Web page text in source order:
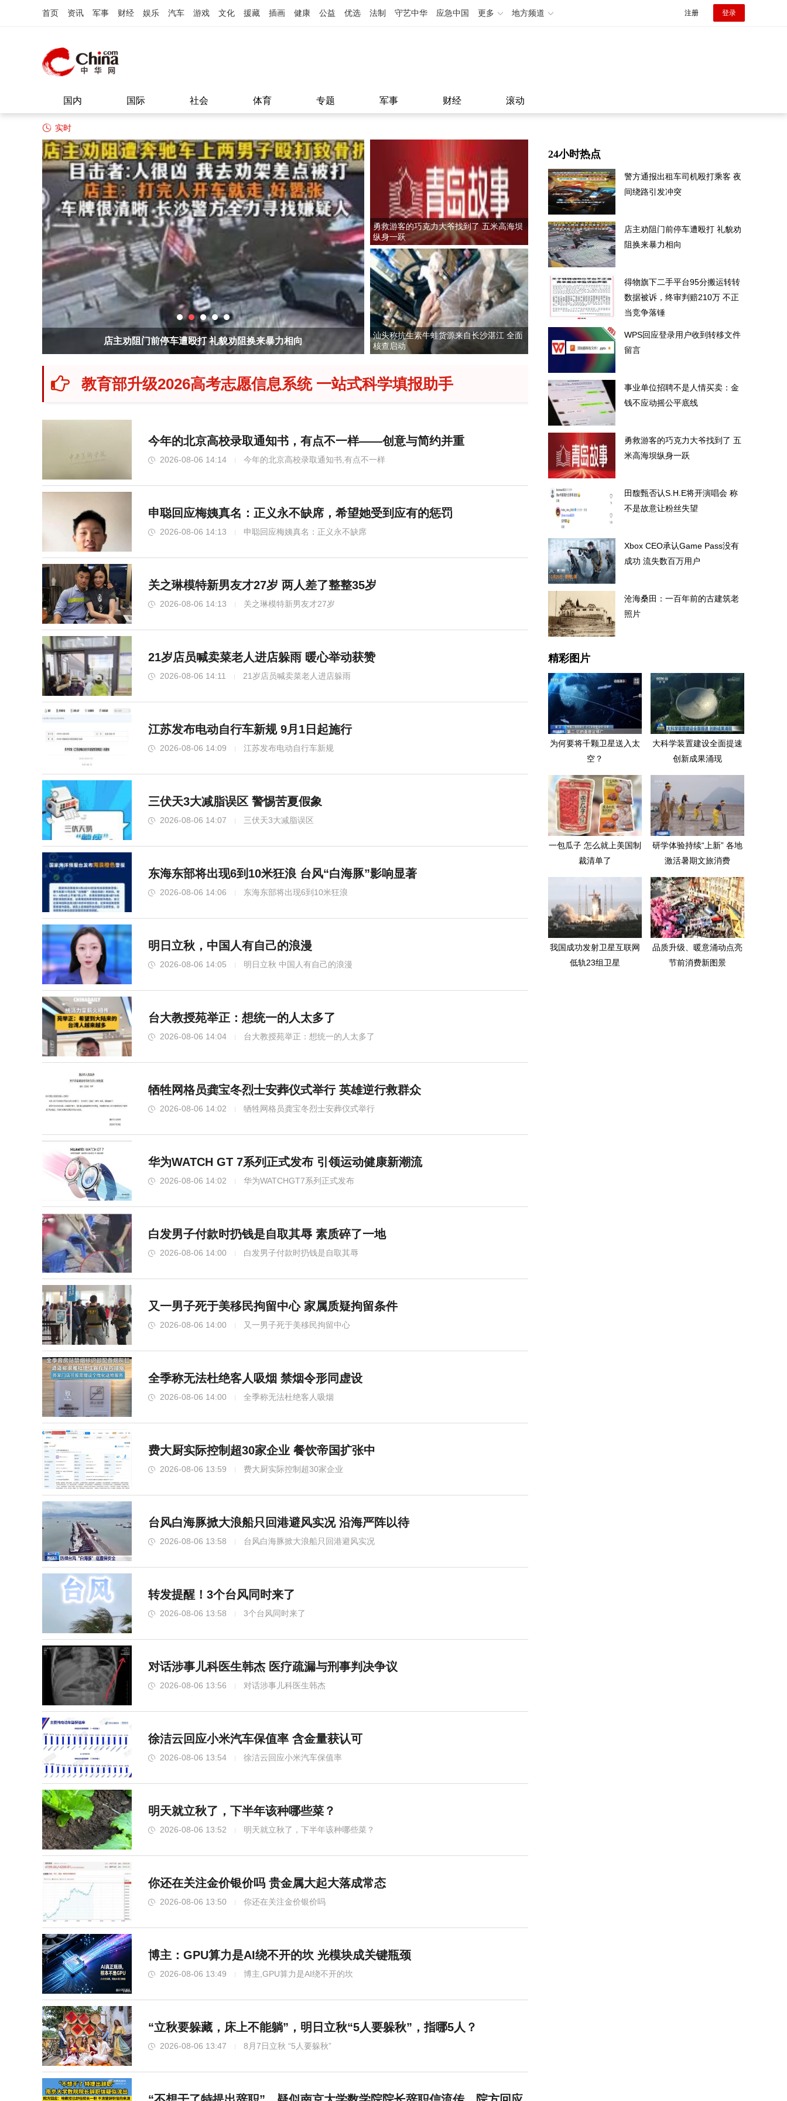
首页 资讯 军事 财经 娱乐 汽车 游戏 文化 援藏 插画 健康 公益 优选 法制 守艺中华 应急中国 更多 地方频道 注册 登录
国内 国际 社会 体育 专题 军事 财经 滚动
实时
店主劝阻门前停车遭殴打 礼貌劝阻换来暴力相向 得物旗下二手平台95分搬运转转数据被诉，终审判赔210万 不正当竞争落锤
勇救游客的巧克力大爷找到了 五米高海坝
纵身一跃
汕头称抗生素牛蛙货源来自长沙湛江 全面
核查启动
教育部升级2026高考志愿信息系统 一站式科学填报助手
今年的北京高校录取通知书，有点不一样——创意与简约并重
2026-08-06 14:14 今年的北京高校录取通知书,有点不一样
申聪回应梅姨真名：正义永不缺席，希望她受到应有的惩罚
2026-08-06 14:13 申聪回应梅姨真名：正义永不缺席
关之琳模特新男友才27岁 两人差了整整35岁
2026-08-06 14:13 关之琳模特新男友才27岁
21岁店员喊卖菜老人进店躲雨 暖心举动获赞
2026-08-06 14:11 21岁店员喊卖菜老人进店躲雨
江苏发布电动自行车新规 9月1日起施行
2026-08-06 14:09 江苏发布电动自行车新规
三伏天3大减脂误区 警惕苦夏假象
2026-08-06 14:07 三伏天3大减脂误区
东海东部将出现6到10米狂浪 台风“白海豚”影响显著
2026-08-06 14:06 东海东部将出现6到10米狂浪
明日立秋，中国人有自己的浪漫
2026-08-06 14:05 明日立秋 中国人有自己的浪漫
台大教授苑举正：想统一的人太多了
2026-08-06 14:04 台大教授苑举正：想统一的人太多了
牺牲网格员龚宝冬烈士安葬仪式举行 英雄逆行救群众
2026-08-06 14:02 牺牲网格员龚宝冬烈士安葬仪式举行
华为WATCH GT 7系列正式发布 引领运动健康新潮流
2026-08-06 14:02 华为WATCHGT7系列正式发布
白发男子付款时扔钱是自取其辱 素质碎了一地
2026-08-06 14:00 白发男子付款时扔钱是自取其辱
又一男子死于美移民拘留中心 家属质疑拘留条件
2026-08-06 14:00 又一男子死于美移民拘留中心
全季称无法杜绝客人吸烟 禁烟令形同虚设
2026-08-06 14:00 全季称无法杜绝客人吸烟
费大厨实际控制超30家企业 餐饮帝国扩张中
2026-08-06 13:59 费大厨实际控制超30家企业
台风白海豚掀大浪船只回港避风实况 沿海严阵以待
2026-08-06 13:58 台风白海豚掀大浪船只回港避风实况
转发提醒！3个台风同时来了
2026-08-06 13:58 3个台风同时来了
对话涉事儿科医生韩杰 医疗疏漏与刑事判决争议
2026-08-06 13:56 对话涉事儿科医生韩杰
徐洁云回应小米汽车保值率 含金量获认可
2026-08-06 13:54 徐洁云回应小米汽车保值率
明天就立秋了，下半年该种哪些菜？
2026-08-06 13:52 明天就立秋了，下半年该种哪些菜？
你还在关注金价银价吗 贵金属大起大落成常态
2026-08-06 13:50 你还在关注金价银价吗
博主：GPU算力是AI绕不开的坎 光模块成关键瓶颈
2026-08-06 13:49 博主,GPU算力是AI绕不开的坎
“立秋要躲藏，床上不能躺”，明日立秋“5人要躲秋”，指哪5人？
2026-08-06 13:47 8月7日立秋 “5人要躲秋”
24小时热点
警方通报出租车司机殴打乘客 夜
间绕路引发冲突
店主劝阻门前停车遭殴打 礼貌劝
阻换来暴力相向
得物旗下二手平台95分搬运转转
数据被诉，终审判赔210万 不正
当竞争落锤
WPS回应登录用户收到转移文件
留言
事业单位招聘不是人情买卖：金
钱不应动摇公平底线
勇救游客的巧克力大爷找到了 五
米高海坝纵身一跃
田馥甄否认S.H.E将开演唱会 称
不是故意让粉丝失望
Xbox CEO承认Game Pass没有
成功 流失数百万用户
沧海桑田：一百年前的古建筑老
照片
精彩图片
为何要将千颗卫星送入太
空？
大科学装置建设全面提速
创新成果涌现
一包瓜子 怎么就上美国制
裁清单了
研学体验持续“上新” 各地
激活暑期文旅消费
我国成功发射卫星互联网
低轨23组卫星
品质升级、暖意涌动点亮
节前消费新图景